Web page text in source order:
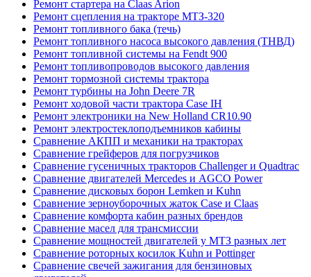
Ремонт стартера на Claas Arion
Ремонт сцепления на тракторе МТЗ-320
Ремонт топливного бака (течь)
Ремонт топливного насоса высокого давления (ТНВД)
Ремонт топливной системы на Fendt 900
Ремонт топливопроводов высокого давления
Ремонт тормозной системы трактора
Ремонт турбины на John Deere 7R
Ремонт ходовой части трактора Case IH
Ремонт электроники на New Holland CR10.90
Ремонт электростеклоподъемников кабины
Сравнение АКПП и механики на тракторах
Сравнение грейферов для погрузчиков
Сравнение гусеничных тракторов Challenger и Quadtrac
Сравнение двигателей Mercedes и AGCO Power
Сравнение дисковых борон Lemken и Kuhn
Сравнение зерноуборочных жаток Case и Claas
Сравнение комфорта кабин разных брендов
Сравнение масел для трансмиссии
Сравнение мощностей двигателей у МТЗ разных лет
Сравнение роторных косилок Kuhn и Pottinger
Сравнение свечей зажигания для бензиновых